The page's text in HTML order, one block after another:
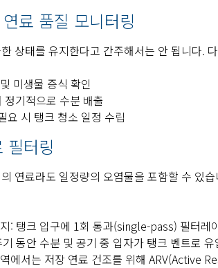
료 품질 모니터링
상태를 유지한다고 간주해서는 안 됩니다.
미생물 증식 확인
기적으로 수분 배출
요 시 탱크 청소 일정 수립
필터링
연료라도 일정량의 오염물을 포함할 수 있
: 탱크 입구에 1회 통과(single-pass) 필터
동안 수분 및 공기 중 입자가 탱크 벤트로
에서는 저장 연료 건조를 위해 ARV(Active